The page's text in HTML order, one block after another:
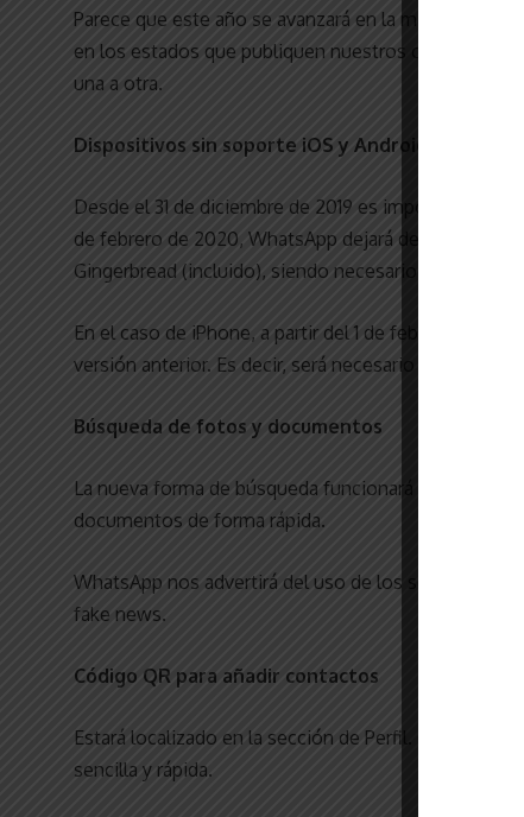
Parece que este año se avanzará en la
en los estados que publiquen nuestros contactos.
una a otra.
Dispositivos sin soporte iOS y Android
Desde el 31 de diciembre de 2019 es imposible
de febrero de 2020, WhatsApp dejará de funcionar
Gingerbread (incluido), siendo necesario tener al
En el caso de iPhone, a partir del 1 de febrero de
versión anterior. Es decir, será necesario contar con
Búsqueda de fotos y documentos
La nueva forma de búsqueda funcionará de forma
documentos de forma rápida.
WhatsApp nos advertirá del uso de los servidores
fake news.
Código QR para añadir contactos
Estará localizado en la sección de Perfil. Gracias a
sencilla y rápida.